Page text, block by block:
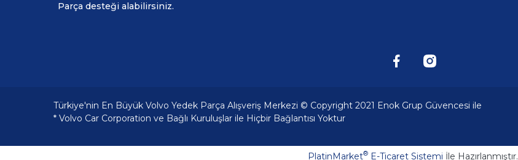
Parça desteği alabilirsiniz.
Türkiye'nin En Büyük Volvo Yedek Parça Alışveriş Merkezi © Copyright 2021 Enok Grup Güvencesi ile
* Volvo Car Corporation ve Bağlı Kuruluşlar ile Hiçbir Bağlantısı Yoktur
PlatinMarket® E-Ticaret Sistemi İle Hazırlanmıştır.